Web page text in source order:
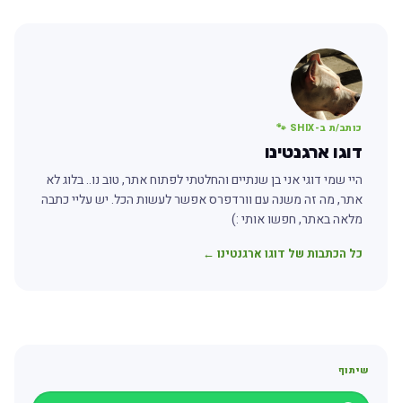
כותב/ת ב-SHIX 🐾
דוגו ארגנטינו
היי שמי דוגי אני בן שנתיים והחלטתי לפתוח אתר, טוב נו.. בלוג לא
אתר, מה זה משנה עם וורדפרס אפשר לעשות הכל. יש עליי כתבה
מלאה באתר, חפשו אותי :)
כל הכתבות של דוגו ארגנטינו ←
שיתוף